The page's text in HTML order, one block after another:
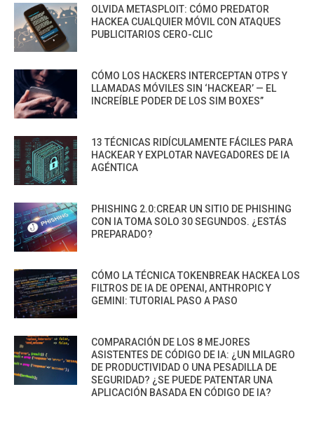
OLVIDA METASPLOIT: CÓMO PREDATOR
HACKEA CUALQUIER MÓVIL CON ATAQUES
PUBLICITARIOS CERO-CLIC
CÓMO LOS HACKERS INTERCEPTAN OTPS Y
LLAMADAS MÓVILES SIN ‘HACKEAR’ — EL
INCREÍBLE PODER DE LOS SIM BOXES”
13 TÉCNICAS RIDÍCULAMENTE FÁCILES PARA
HACKEAR Y EXPLOTAR NAVEGADORES DE IA
AGÉNTICA
PHISHING 2.0:CREAR UN SITIO DE PHISHING
CON IA TOMA SOLO 30 SEGUNDOS. ¿ESTÁS
PREPARADO?
CÓMO LA TÉCNICA TOKENBREAK HACKEA LOS
FILTROS DE IA DE OPENAI, ANTHROPIC Y
GEMINI: TUTORIAL PASO A PASO
COMPARACIÓN DE LOS 8 MEJORES
ASISTENTES DE CÓDIGO DE IA: ¿UN MILAGRO
DE PRODUCTIVIDAD O UNA PESADILLA DE
SEGURIDAD? ¿SE PUEDE PATENTAR UNA
APLICACIÓN BASADA EN CÓDIGO DE IA?